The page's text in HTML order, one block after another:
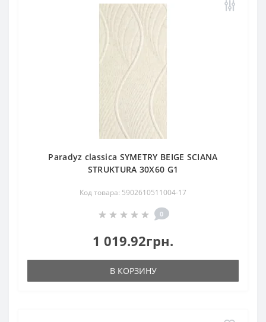
Paradyz classica SYMETRY BEIGE SCIANA
STRUKTURA 30X60 G1
Код товара: 5902610511004-17
0
1 019.92грн.
В КОРЗИНУ